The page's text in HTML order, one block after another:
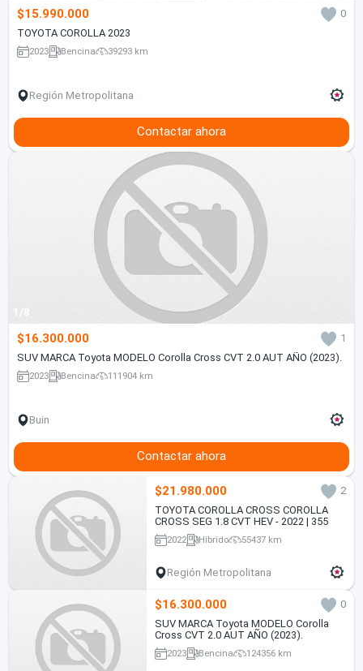
$15.990.000
0
TOYOTA COROLLA 2023
2023 Bencina 39293 km
Región Metropolitana
Contactar ahora
1/8
$16.300.000
1
SUV MARCA Toyota MODELO Corolla Cross CVT 2.0 AUT AÑO (2023).
2023 Bencina 111904 km
Buin
Contactar ahora
$21.980.000
2
TOYOTA COROLLA CROSS COROLLA
CROSS SEG 1.8 CVT HEV - 2022 | 355
2022 Híbrido 55437 km
Región Metropolitana
$16.300.000
0
SUV MARCA Toyota MODELO Corolla
Cross CVT 2.0 AUT AÑO (2023).
2023 Bencina 124356 km